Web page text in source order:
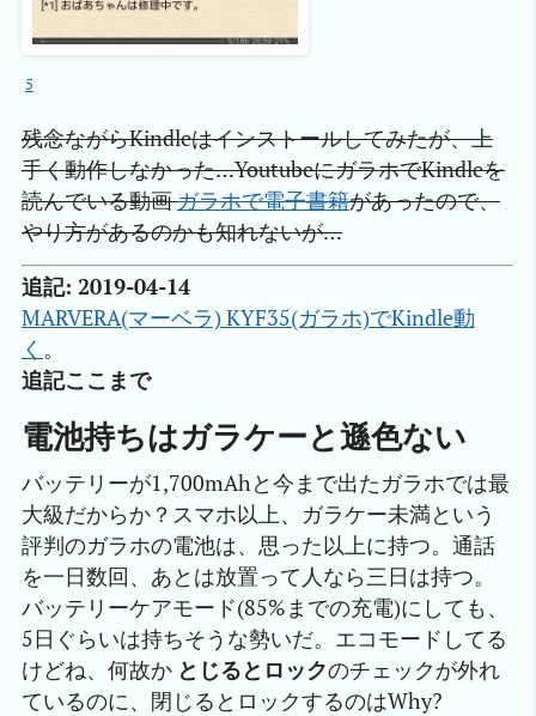
5
残念ながらKindleはインストールしてみたが、上
手く動作しなかった…YoutubeにガラホでKindleを
読んでいる動画ガラホで電子書籍があったので、
やり方があるのかも知れないが…
追記: 2019-04-14
MARVERA(マーベラ) KYF35(ガラホ)でKindle動
く 。
追記ここまで
電池持ちはガラケーと遜色ない
バッテリーが1,700mAhと今まで出たガラホでは最
大級だからか？スマホ以上、ガラケー未満という
評判のガラホの電池は、思った以上に持つ。通話
を一日数回、あとは放置って人なら三日は持つ。
バッテリーケアモード(85%までの充電)にしても、
5日ぐらいは持ちそうな勢いだ。エコモードしてる
けどね、何故か とじるとロックのチェックが外れ
ているのに、閉じるとロックするのはWhy?